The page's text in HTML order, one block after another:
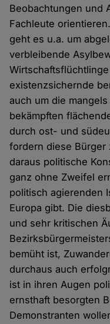
Beobachtungen und
Fachleute
geht es u.a. um
verbleibende
existenzsichernde
auch um die
bekämpften
durch ost- und
fordern diese Bürger
daraus politische
ganz ohne Zweifel
politisch agierenden
Europa gibt. Die
und sehr kritischen
bemüht ist,
durchaus auch
ist in ihren Augen
ernsthaft besorgten
Demonstranten